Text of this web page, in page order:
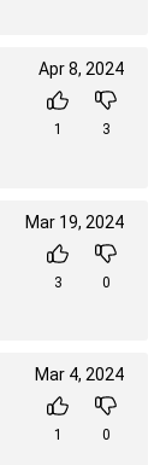
Apr 8, 2024
1 3
Mar 19, 2024
3 0
Mar 4, 2024
1 0